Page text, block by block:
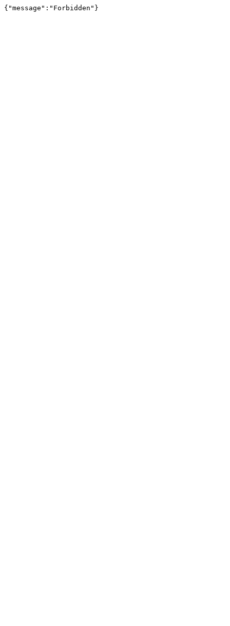
{"message":"Forbidden"}